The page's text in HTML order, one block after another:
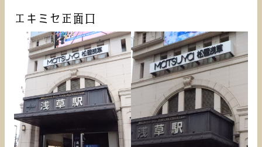
エキミセ正面口